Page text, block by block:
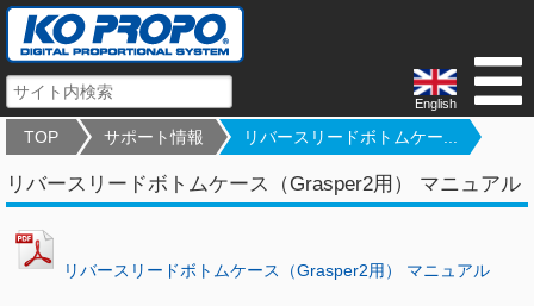
English
TOP サポート情報 リバースリードボトムケー...
リバースリードボトムケース（Grasper2用） マニュアル
リバースリードボトムケース（Grasper2用） マニュアル